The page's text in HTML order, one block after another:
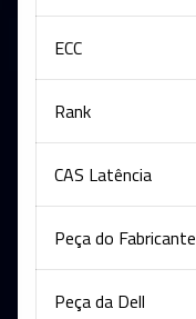
ECC
Rank
CAS Latência
Peça do Fabricante
Peça da Dell